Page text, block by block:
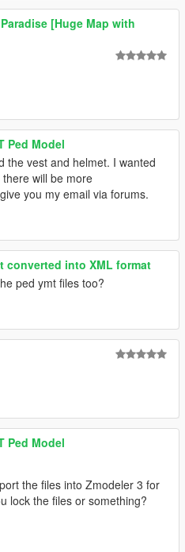
[Huge Map with
Ped Model
the vest and helmet. I wanted
will be more
you my email via forums.
converted into XML format
ped ymt files too?
Ped Model
the files into Zmodeler 3 for
lock the files or something?